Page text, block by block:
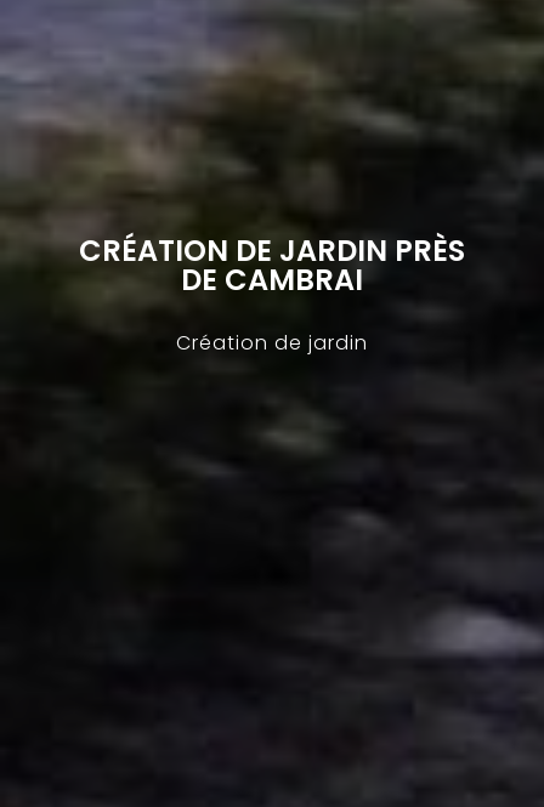
CRÉATION DE JARDIN PRÈS
DE CAMBRAI
Création de jardin